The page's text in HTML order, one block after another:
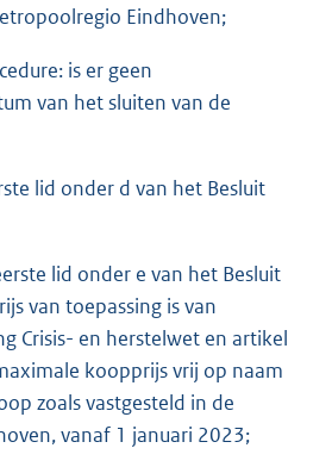
Eindhoven;
is er geen
van het sluiten van de
lid onder d van het Besluit
lid onder e van het Besluit
van toepassing is van
Crisis- en herstelwet en artikel
koopprijs vrij op naam
zoals vastgesteld in de
vanaf 1 januari 2023;